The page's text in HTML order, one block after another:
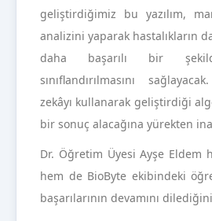
geliştirdiğimiz bu yazılım,
analizini yaparak hastalıkların
daha başarılı bir
sınıflandırılmasını
zekâyı kullanarak geliştirdiği
bir sonuç alacağına yürekten
Dr. Öğretim Üyesi Ayşe Eldem
hem de BioByte ekibindeki
başarılarının devamını